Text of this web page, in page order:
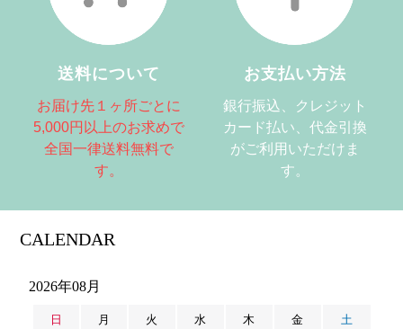
送料について
お届け先１ヶ所ごとに
5,000円以上のお求めで
全国一律送料無料で
す。
お支払い方法
銀行振込、クレジット
カード払い、代金引換
がご利用いただけま
す。
CALENDAR
2026年08月
日 月 火 水 木 金 土